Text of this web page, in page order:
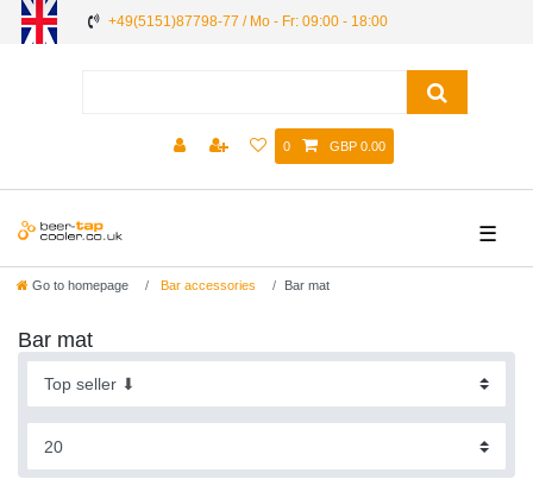
+49(5151)87798-77 / Mo - Fr: 09:00 - 18:00
0 GBP 0.00
☰
Go to homepage Bar accessories Bar mat
Bar mat